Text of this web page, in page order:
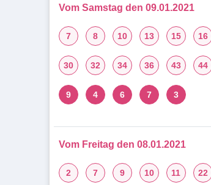
Vom Samstag den 09.01.2021
7 8 10 13 15 16
30 32 34 36 43 44
9 4 6 7 3
Vom Freitag den 08.01.2021
2 7 9 10 11 22